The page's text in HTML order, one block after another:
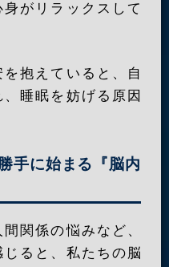
がリラックスして
抱えていると、自
睡眠を妨げる原因
手に始まる『脳内
関係の悩みなど、
ると、私たちの脳